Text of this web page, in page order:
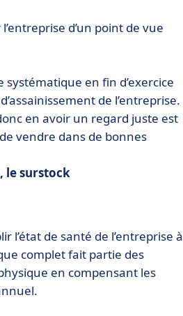
d’un point de vue
en fin d’exercice
de l’entreprise.
en avoir un regard juste est
vendre dans de bonnes
le surstock
l’état de santé de l’entreprise à
complet fait partie des
en compensant les